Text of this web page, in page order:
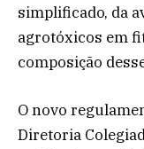
simplificado, da
agrotóxicos em
composição
O novo
Diretoria